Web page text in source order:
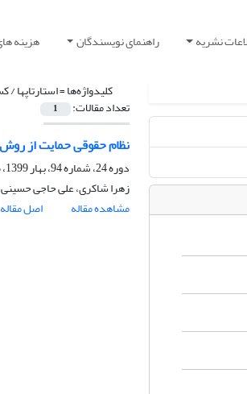
نشریه راهنمای نویسندگان هزینه
کلیدواژه‌ها =استارتاپها
تعداد مقالات: 1
نظام حقوقی حمایت از
دوره 24، شماره 94، بهار 1399، صفحه
زهرا شاکری، علی حاجی حسینی
مشاهده مقاله
اصل مقاله